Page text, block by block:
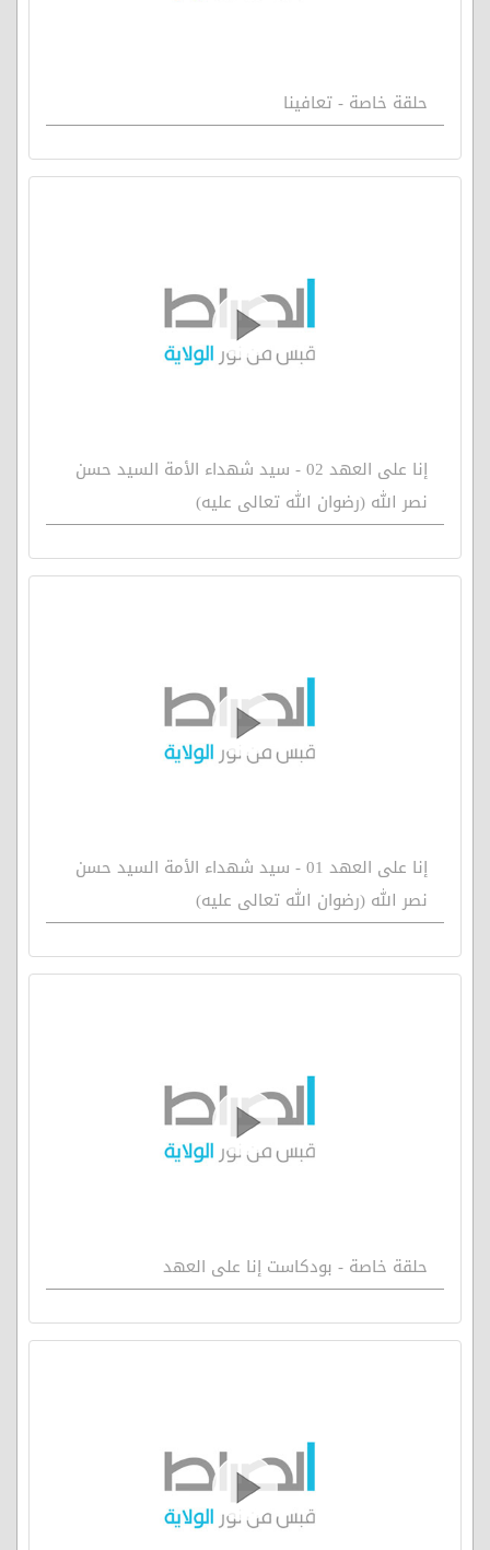
حلقة خاصة - تعافينا
إنا على العهد 02 - سيد شهداء الأمة السيد حسن
نصر الله (رضوان الله تعالى عليه)
إنا على العهد 01 - سيد شهداء الأمة السيد حسن
نصر الله (رضوان الله تعالى عليه)
حلقة خاصة - بودكاست إنا على العهد